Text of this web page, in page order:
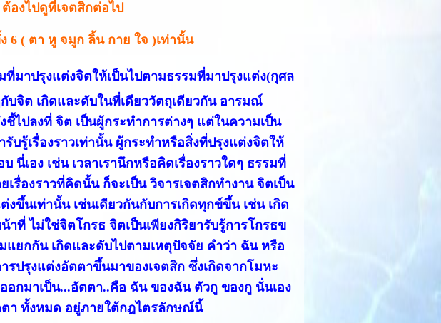
องไปดูที่เจตสิกต่อไป
6 ( ตา หู จมูก ลิ้น กาย ใจ )เท่านั้น
มาปรุงแต่งจิตให้เป็นไปตามธรรมที่มาปรุงแต่ง(กุศล
บจิต เกิดและดับในที่เดียววัตถุเดียวกัน อารมณ์
ไปลงที่ จิต เป็นผู้กระทำการต่างๆ แต่ในความเป็น
บรู้เรื่องราวเท่านั้น ผู้กระทำหรือสิ่งที่ปรุงแต่งจิตให้
นี่เอง เช่น เวลาเรานึกหรือคิดเรื่องราวใดๆ ธรรมที่
รื่องราวที่คิดนั้น ก็จะเป็น วิจารเจตสิกทำงาน จิตเป็น
งขึ้นเท่านั้น เช่นเดียวกันกับการเกิดทุกข์ขึ้น เช่น เกิด
ที่ ไม่ใช่จิตโกรธ จิตเป็นเพียงกิริยารับรู้การโกรธข
แยกกัน เกิดและดับไปตามเหตุปัจจัย คำว่า ฉัน หรือ
รปรุงแต่งอัตตาขึ้นมาของเจตสิก ซึ่งเกิดจากโมหะ
กมาเป็น...อัตตา..คือ ฉัน ของฉัน ตัวกู ของกู นั่นเอง
ตา ทั้งหมด อยู่ภายใต้กฎไตรลักษณ์นี้